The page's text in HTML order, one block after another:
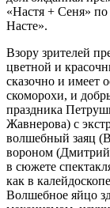
«Настя + Сеня»
Насте».
Взору зрителей
цветной и
сказочно и имеет
скоморохи, и
праздника
Жавнерова) с
волшебный заяц
вороном (Дмитрий
в сюжете
как в
Волшебное яйцо